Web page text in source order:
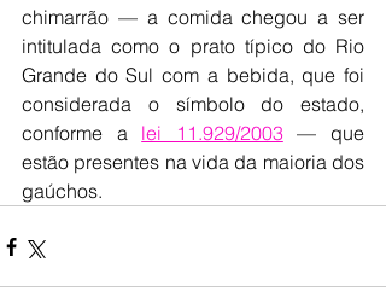
chimarrão — a comida chegou a ser
intitulada como o prato típico do Rio
Grande do Sul com a bebida, que foi
considerada o símbolo do estado,
conforme a lei 11.929/2003 — que
estão presentes na vida da maioria dos
gaúchos.